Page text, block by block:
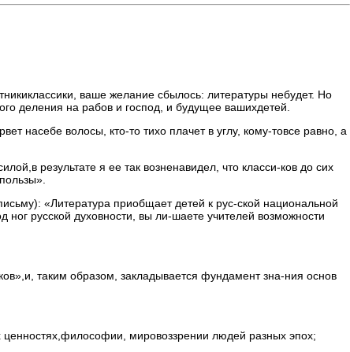
ваше желание сбылось: литературы небудет. Но
деления на рабов и господ, и будущее вашихдетей.
насебе волосы, кто-то тихо плачет в углу, кому-товсе равно, а
результате я ее так возненавидел, что класси-ков до сих
«Литература приобщает детей к рус-ской национальной
русской духовности, вы ли-шаете учителей возможности
таким образом, закладывается фундамент зна-ния основ
мировоззрении людей разных эпох;